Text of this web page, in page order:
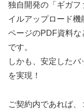
独自開発の「ギガフ
イルアップロード
ページのPDF資料
です。
しかも、安定した
を実現！
ご契約内であれば